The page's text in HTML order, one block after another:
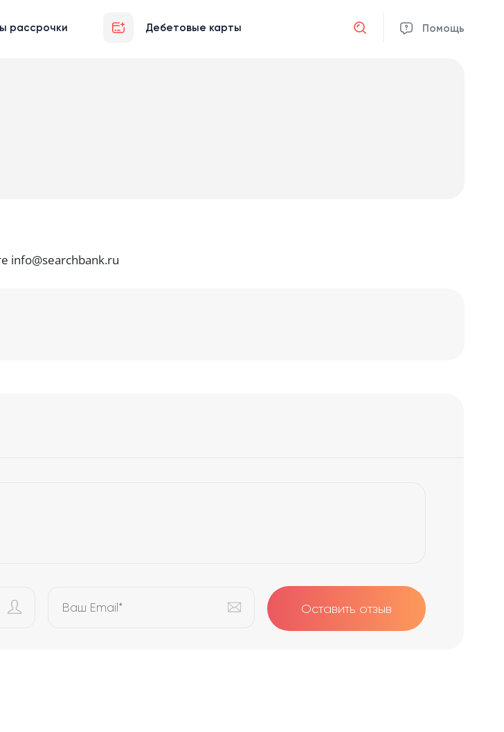
рассрочки Дебетовые карты Помощь
Отмена
info@searchbank.ru